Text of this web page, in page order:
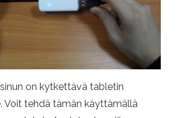
on kytkettävä tabletin
Voit tehdä tämän käyttämällä